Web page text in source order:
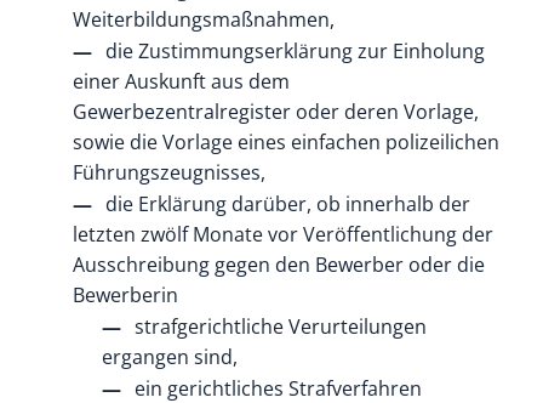
Weiterbildungsmaßnahmen,
die Zustimmungserklärung zur Einholung
einer Auskunft aus dem
Gewerbezentralregister oder deren Vorlage,
sowie die Vorlage eines einfachen polizeilichen
Führungszeugnisses,
die Erklärung darüber, ob innerhalb der
letzten zwölf Monate vor Veröffentlichung der
Ausschreibung gegen den Bewerber oder die
Bewerberin
strafgerichtliche Verurteilungen
ergangen sind,
ein gerichtliches Strafverfahren